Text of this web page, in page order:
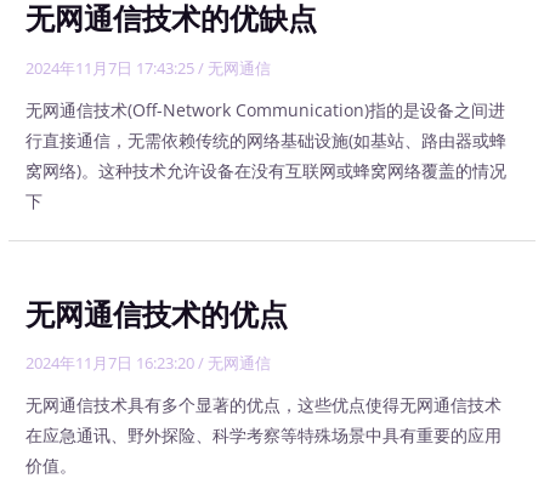
无网通信技术的优缺点
2024年11月7日 17:43:25/ 无网通信
无网通信技术(Off-Network Communication)指的是设备之间进
行直接通信，无需依赖传统的网络基础设施(如基站、路由器或蜂
窝网络)。这种技术允许设备在没有互联网或蜂窝网络覆盖的情况
下
无网通信技术的优点
2024年11月7日 16:23:20/ 无网通信
无网通信技术具有多个显著的优点，这些优点使得无网通信技术
在应急通讯、野外探险、科学考察等特殊场景中具有重要的应用
价值。